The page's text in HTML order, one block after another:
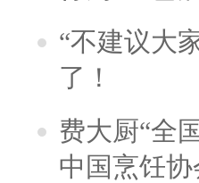
“不建议大
了！
费大厨“全
中国烹饪协